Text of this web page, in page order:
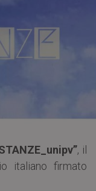
, il
italiano firmato